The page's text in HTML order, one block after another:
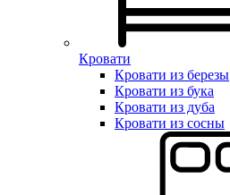
Кровати
Кровати из березы
Кровати из бука
Кровати из дуба
Кровати из сосны